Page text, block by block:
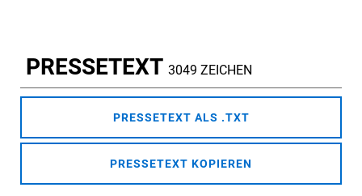
PRESSETEXT 3049 ZEICHEN
PRESSETEXT ALS .TXT
PRESSETEXT KOPIEREN